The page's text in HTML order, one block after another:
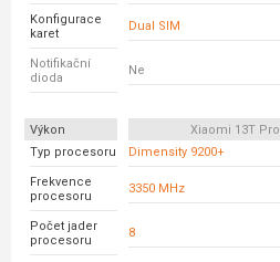
Konfigurace
karet
Dual SIM
Notifikační
dioda
Ne
Výkon Xiaomi 13T Pro
Typ procesoru
Dimensity 9200+
Frekvence
procesoru
3350 MHz
Počet jader
procesoru
8